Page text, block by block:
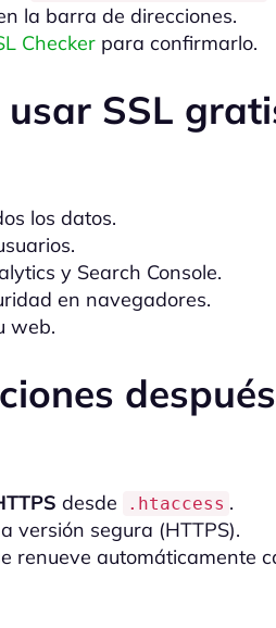
la barra de direcciones.
Checkerpara confirmarlo.
SSL
los datos.
y Search Console.
en navegadores.
web.
desde .htaccess .
versión segura (HTTPS).
renueve automáticamente